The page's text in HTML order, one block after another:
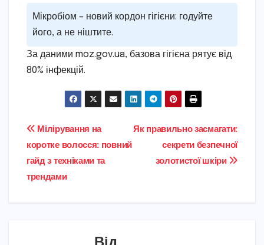
Мікробіом – новий кордон гігієни: годуйте
його, а не ніштите.
За даними moz.gov.ua, базова гігієна рятує від
80% інфекцій.
Навігація
записів
Як правильно засмагати:
секрети безпечної
золотистої шкіри
Мілірування на
коротке волосся: повний
гайд з техніками та
трендами
Від